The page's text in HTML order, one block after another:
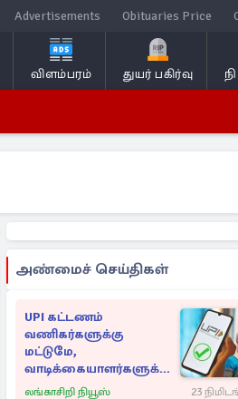
Advertisements Obituaries Price
விளம்பரம் துயர் பகிர்வு
அண்மைச் செய்திகள்
UPI கட்டணம்
வணிகர்களுக்கு
மட்டுமே,
வாடிக்கையாளர்களுக்கு
இல்லை - நிர்மலா
லங்காசிறி நியூஸ் 23